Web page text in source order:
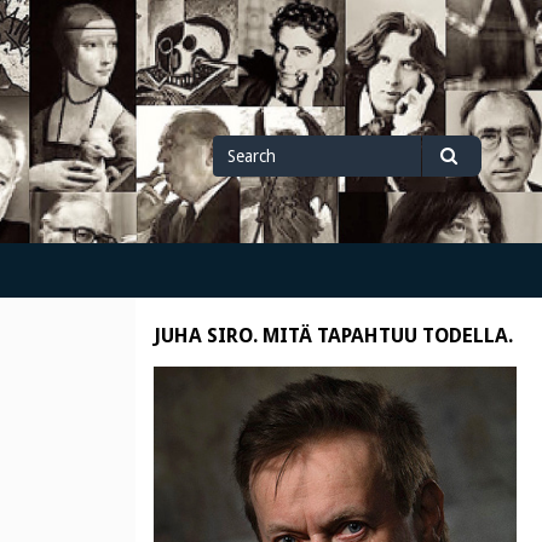
Search
for
Search
JUHA SIRO. MITÄ TAPAHTUU TODELLA.